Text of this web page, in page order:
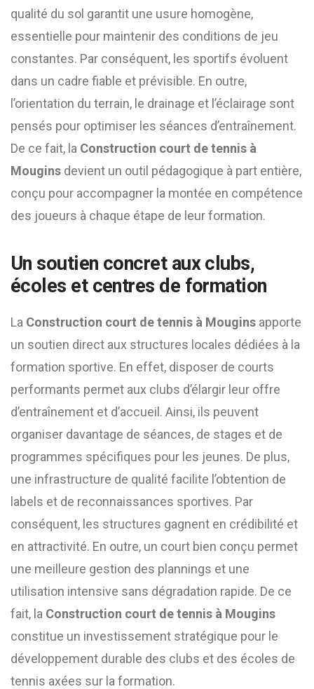
qualité du sol garantit une usure homogène,
essentielle pour maintenir des conditions de jeu
constantes. Par conséquent, les sportifs évoluent
dans un cadre fiable et prévisible. En outre,
l’orientation du terrain, le drainage et l’éclairage sont
pensés pour optimiser les séances d’entraînement.
De ce fait, la Construction court de tennis à
Mougins devient un outil pédagogique à part entière,
conçu pour accompagner la montée en compétence
des joueurs à chaque étape de leur formation.
Un soutien concret aux clubs,
écoles et centres de formation
La Construction court de tennis à Mougins apporte
un soutien direct aux structures locales dédiées à la
formation sportive. En effet, disposer de courts
performants permet aux clubs d’élargir leur offre
d’entraînement et d’accueil. Ainsi, ils peuvent
organiser davantage de séances, de stages et de
programmes spécifiques pour les jeunes. De plus,
une infrastructure de qualité facilite l’obtention de
labels et de reconnaissances sportives. Par
conséquent, les structures gagnent en crédibilité et
en attractivité. En outre, un court bien conçu permet
une meilleure gestion des plannings et une
utilisation intensive sans dégradation rapide. De ce
fait, la Construction court de tennis à Mougins
constitue un investissement stratégique pour le
développement durable des clubs et des écoles de
tennis axées sur la formation.